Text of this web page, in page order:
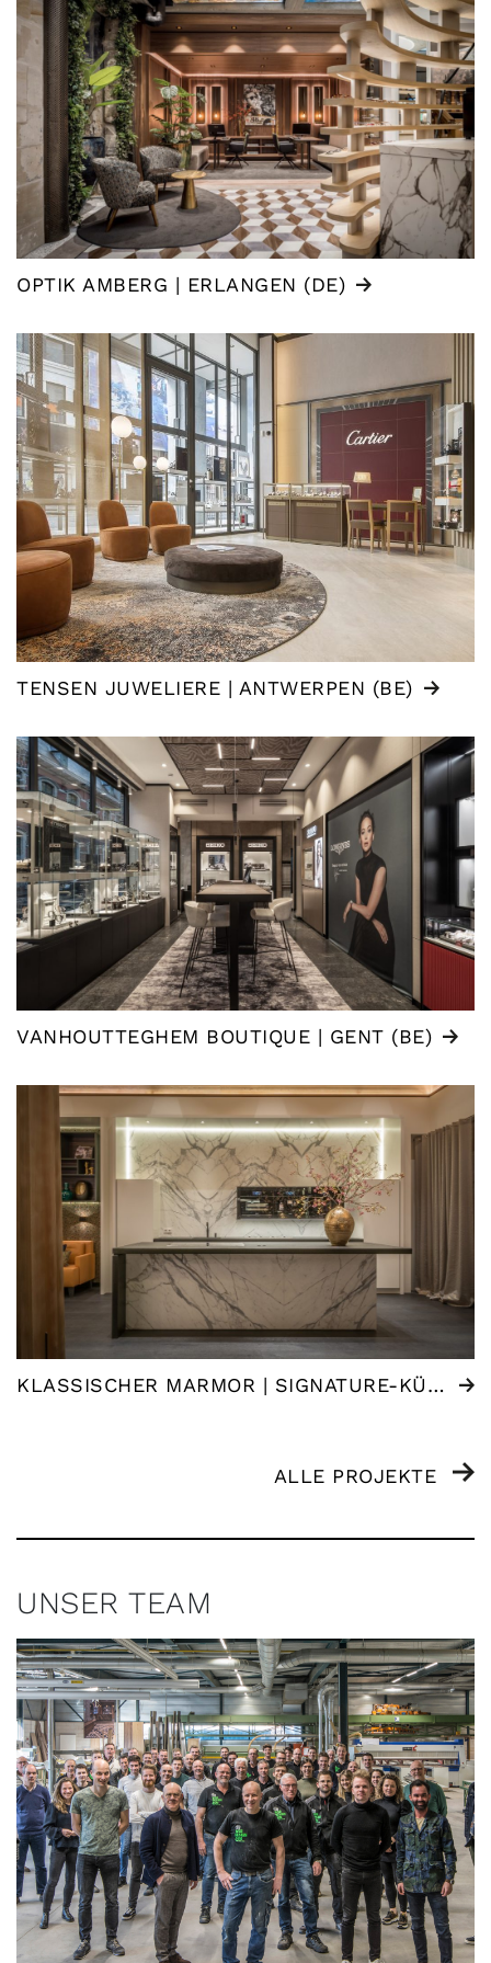
OPTIK AMBERG | ERLANGEN (DE)
TENSEN JUWELIERE | ANTWERPEN (BE)
VANHOUTTEGHEM BOUTIQUE | GENT (BE)
KLASSISCHER MARMOR | SIGNATURE-KÜCHE
ALLE PROJEKTE
UNSER TEAM